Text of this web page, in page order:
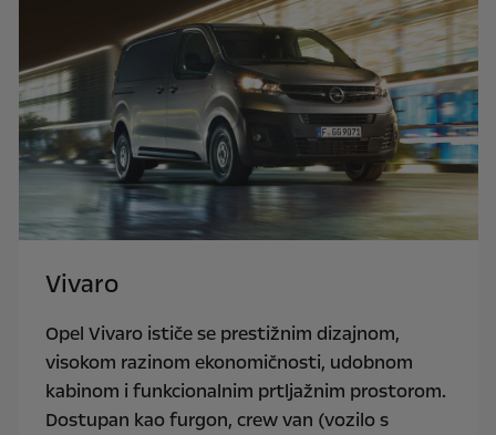
Vivaro
Opel Vivaro ističe se prestižnim dizajnom,
visokom razinom ekonomičnosti, udobnom
kabinom i funkcionalnim prtljažnim prostorom.
Dostupan kao furgon, crew van (vozilo s